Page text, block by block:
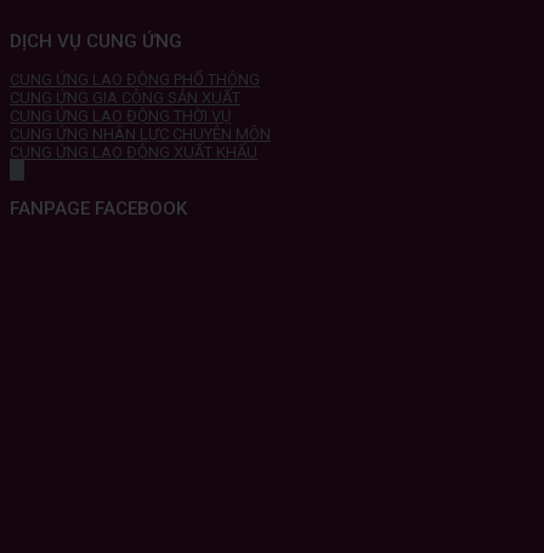
DỊCH VỤ CUNG ỨNG
CUNG ỨNG LAO ĐỘNG PHỔ THÔNG
CUNG ỨNG GIA CÔNG SẢN XUẤT
CUNG ỨNG LAO ĐỘNG THỜI VỤ
CUNG ỨNG NHÂN LỰC CHUYÊN MÔN
CUNG ỨNG LAO ĐỘNG XUẤT KHẨU
FANPAGE FACEBOOK